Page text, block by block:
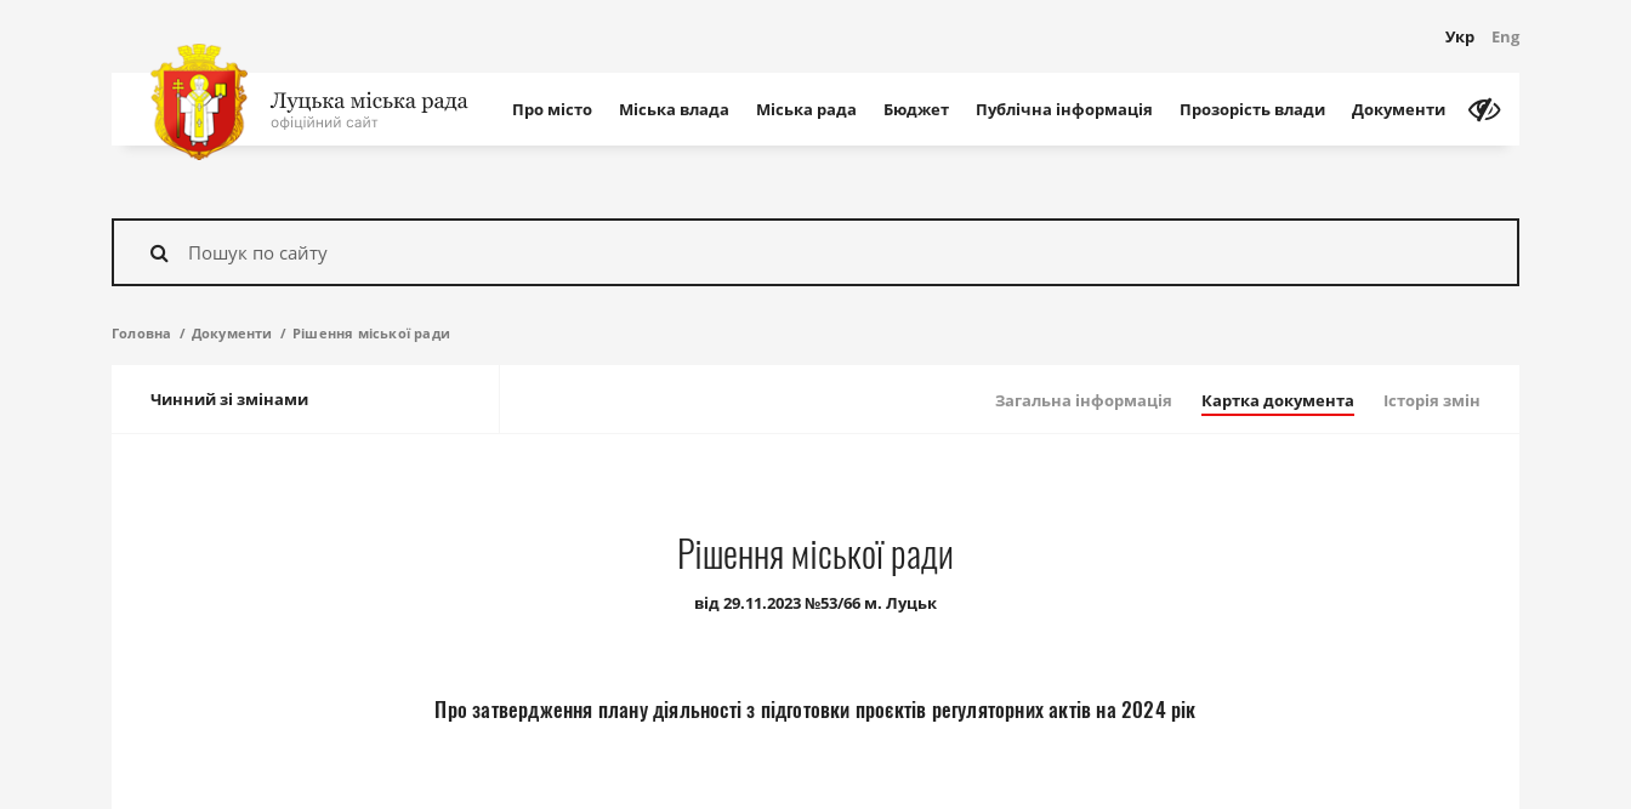
Укр Eng
На
головну
сайту
Про місто Міська влада Міська рада Бюджет Публічна інформація Прозорість влади Документи
Знайти
Головна Документи Рішення міської ради
Чинний зі змінами Загальна інформація Картка документа Історія змін
Рішення міської ради
від 29.11.2023 №53/66 м. Луцьк
Про затвердження плану діяльності з підготовки проєктів регуляторних актів на 2024 рік